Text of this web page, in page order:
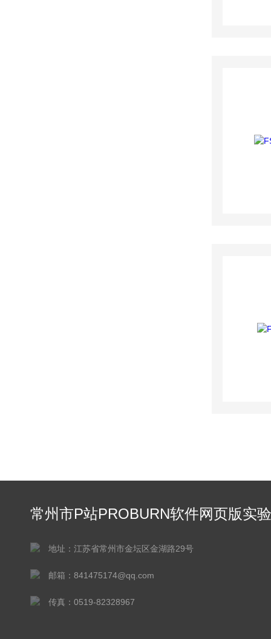
常州市P站PROBURN软件网页版实验
地址：江苏省常州市金坛区金湖路29号
邮箱：841475174@qq.com
传真：0519-82328967